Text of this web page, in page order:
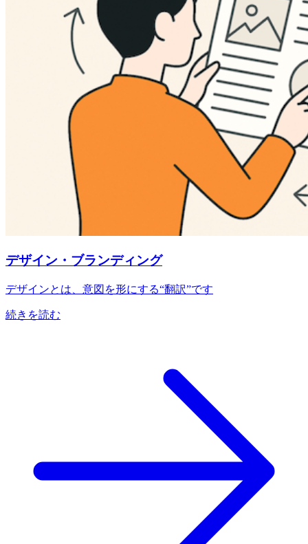
デザイン・ブランディング
デザインとは、意図を形にする“翻訳”です
続きを読む